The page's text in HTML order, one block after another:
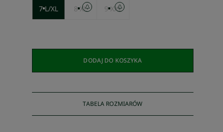
7 L/XL 8 XL 9 XXL
DODAJ DO KOSZYKA
TABELA ROZMIARÓW